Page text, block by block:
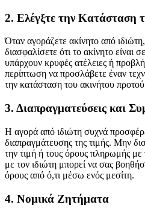
2. Ελέγξτε την Κατάσταση
Όταν αγοράζετε ακίνητο από
διασφαλίσετε ότι το ακίνητο είναι
υπάρχουν κρυφές ατέλειες ή
περίπτωση να προσλάβετε έναν
την κατάσταση του ακινήτου
3. Διαπραγματεύσεις και
Η αγορά από ιδιώτη συχνά
διαπραγμάτευσης της τιμής. Μην
την τιμή ή τους όρους πληρωμής
με τον ιδιώτη μπορεί να σας
όρους από ό,τι μέσω ενός μεσίτη.
4. Νομικά Ζητήματα